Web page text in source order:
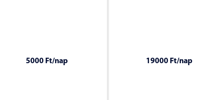
5000 Ft/nap 19000 Ft/nap